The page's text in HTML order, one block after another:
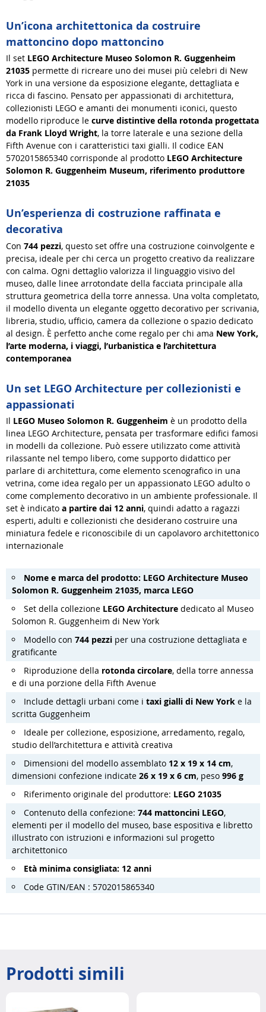
Un’icona architettonica da costruire
mattoncino dopo mattoncino
Il set LEGO Architecture Museo Solomon R. Guggenheim
21035 permette di ricreare uno dei musei più celebri di New
York in una versione da esposizione elegante, dettagliata e
ricca di fascino. Pensato per appassionati di architettura,
collezionisti LEGO e amanti dei monumenti iconici, questo
modello riproduce le curve distintive della rotonda progettata
da Frank Lloyd Wright, la torre laterale e una sezione della
Fifth Avenue con i caratteristici taxi gialli. Il codice EAN
5702015865340 corrisponde al prodotto LEGO Architecture
Solomon R. Guggenheim Museum, riferimento produttore
21035
Un’esperienza di costruzione raffinata e
decorativa
Con 744 pezzi, questo set offre una costruzione coinvolgente e
precisa, ideale per chi cerca un progetto creativo da realizzare
con calma. Ogni dettaglio valorizza il linguaggio visivo del
museo, dalle linee arrotondate della facciata principale alla
struttura geometrica della torre annessa. Una volta completato,
il modello diventa un elegante oggetto decorativo per scrivania,
libreria, studio, ufficio, camera da collezione o spazio dedicato
al design. È perfetto anche come regalo per chi ama New York,
l’arte moderna, i viaggi, l’urbanistica e l’architettura
contemporanea
Un set LEGO Architecture per collezionisti e
appassionati
Il LEGO Museo Solomon R. Guggenheim è un prodotto della
linea LEGO Architecture, pensata per trasformare edifici famosi
in modelli da collezione. Può essere utilizzato come attività
rilassante nel tempo libero, come supporto didattico per
parlare di architettura, come elemento scenografico in una
vetrina, come idea regalo per un appassionato LEGO adulto o
come complemento decorativo in un ambiente professionale. Il
set è indicato a partire dai 12 anni, quindi adatto a ragazzi
esperti, adulti e collezionisti che desiderano costruire una
miniatura fedele e riconoscibile di un capolavoro architettonico
internazionale
Nome e marca del prodotto: LEGO Architecture Museo
Solomon R. Guggenheim 21035, marca LEGO
Set della collezione LEGO Architecture dedicato al Museo
Solomon R. Guggenheim di New York
Modello con 744 pezzi per una costruzione dettagliata e
gratificante
Riproduzione della rotonda circolare, della torre annessa
e di una porzione della Fifth Avenue
Include dettagli urbani come i taxi gialli di New York e la
scritta Guggenheim
Ideale per collezione, esposizione, arredamento, regalo,
studio dell’architettura e attività creativa
Dimensioni del modello assemblato 12 x 19 x 14 cm,
dimensioni confezione indicate 26 x 19 x 6 cm, peso 996 g
Riferimento originale del produttore: LEGO 21035
Contenuto della confezione: 744 mattoncini LEGO,
elementi per il modello del museo, base espositiva e libretto
illustrato con istruzioni e informazioni sul progetto
architettonico
Età minima consigliata: 12 anni
Code GTIN/EAN : 5702015865340
Prodotti simili